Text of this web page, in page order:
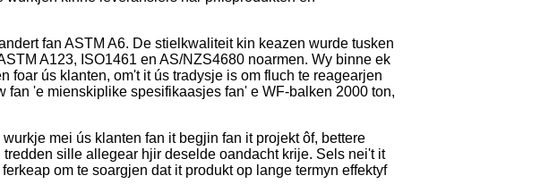
fan ASTM A6. De stielkwaliteit kin keazen wurde tusken
A123, ISO1461 en AS/NZS4680 noarmen. Wy binne ek
ús klanten, om't it ús tradysje is om fluch te reagearjen
'e mienskiplike spesifikaasjes fan' e WF-balken 2000 ton,
mei ús klanten fan it begjin fan it projekt ôf, bettere
sille allegear hjir deselde oandacht krije. Sels nei't it
om te soargjen dat it produkt op lange termyn effektyf